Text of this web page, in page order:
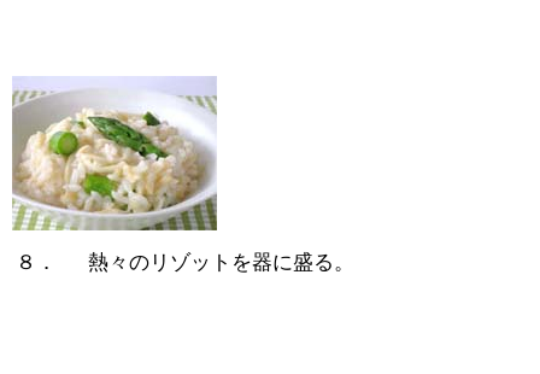
８． 熱々のリゾットを器に盛る。